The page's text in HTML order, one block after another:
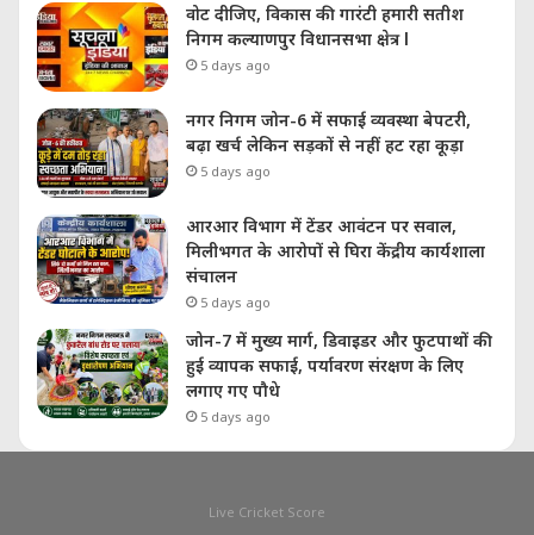
वोट दीजिए, विकास की गारंटी हमारी सतीश
निगम कल्याणपुर विधानसभा क्षेत्र l
5 days ago
नगर निगम जोन-6 में सफाई व्यवस्था बेपटरी,
बढ़ा खर्च लेकिन सड़कों से नहीं हट रहा कूड़ा
5 days ago
आरआर विभाग में टेंडर आवंटन पर सवाल,
मिलीभगत के आरोपों से घिरा केंद्रीय कार्यशाला
संचालन
5 days ago
जोन-7 में मुख्य मार्ग, डिवाइडर और फुटपाथों की
हुई व्यापक सफाई, पर्यावरण संरक्षण के लिए
लगाए गए पौधे
5 days ago
Live Cricket Score